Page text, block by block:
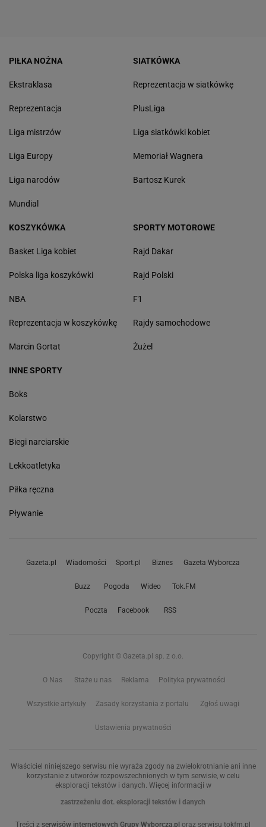
PIŁKA NOŻNA
Ekstraklasa
Reprezentacja
Liga mistrzów
Liga Europy
Liga narodów
Mundial
SIATKÓWKA
Reprezentacja w siatkówkę
PlusLiga
Liga siatkówki kobiet
Memoriał Wagnera
Bartosz Kurek
KOSZYKÓWKA
Basket Liga kobiet
Polska liga koszykówki
NBA
Reprezentacja w koszykówkę
Marcin Gortat
SPORTY MOTOROWE
Rajd Dakar
Rajd Polski
F1
Rajdy samochodowe
Żużel
INNE SPORTY
Boks
Kolarstwo
Biegi narciarskie
Lekkoatletyka
Piłka ręczna
Pływanie
Gazeta.pl Wiadomości Sport.pl Biznes Gazeta Wyborcza
Buzz Pogoda Wideo Tok.FM
Poczta Facebook RSS
Copyright © Gazeta.pl sp. z o.o.
O Nas Staże u nas Reklama Polityka prywatności
Wszystkie artykuły Zasady korzystania z portalu Zgłoś uwagi
Ustawienia prywatności
Właściciel niniejszego serwisu nie wyraża zgody na zwielokrotnianie ani inne
korzystanie z utworów rozpowszechnionych w tym serwisie, w celu
eksploracji tekstów i danych. Więcej informacji w
zastrzeżeniu dot. eksploracji tekstów i danych
Treści z serwisów internetowych Grupy Wyborcza.pl oraz serwisu tokfm.pl